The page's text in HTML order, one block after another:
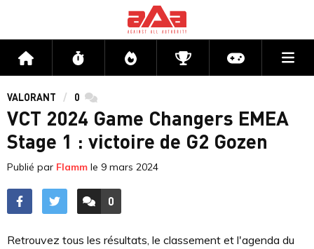
Accueil Flux Directs CompétitionsActu jeux
VALORANT 0 commentaires
VCT 2024 Game Changers EMEA
Stage 1 : victoire de G2 Gozen
Publié par Flamm le 9 mars 2024
ACCÉDER AUX
0
COMMENTAIRES
Retrouvez tous les résultats, le classement et l'agenda du